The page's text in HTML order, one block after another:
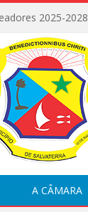
2025-2028
A CÂMARA